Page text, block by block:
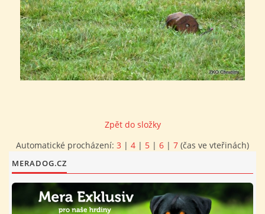
PROVOZNÍ ŘÁD
O NÁS - HISTORIE A SOUČASNOST
AVZO TSČ ČR CHRUDIM P.S.
Zpět do složky
Automatické procházení: 3 | 4 | 5 | 6 | 7 (čas ve vteřinách)
MERADOG.CZ